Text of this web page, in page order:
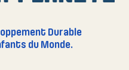
Durable
du Monde.